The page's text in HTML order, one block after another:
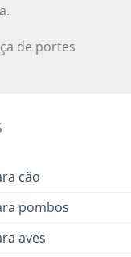
de portes
cão
pombos
aves